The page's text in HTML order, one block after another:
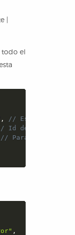
|
todo el
,
// Estado de la
Id de la
// Para más
,